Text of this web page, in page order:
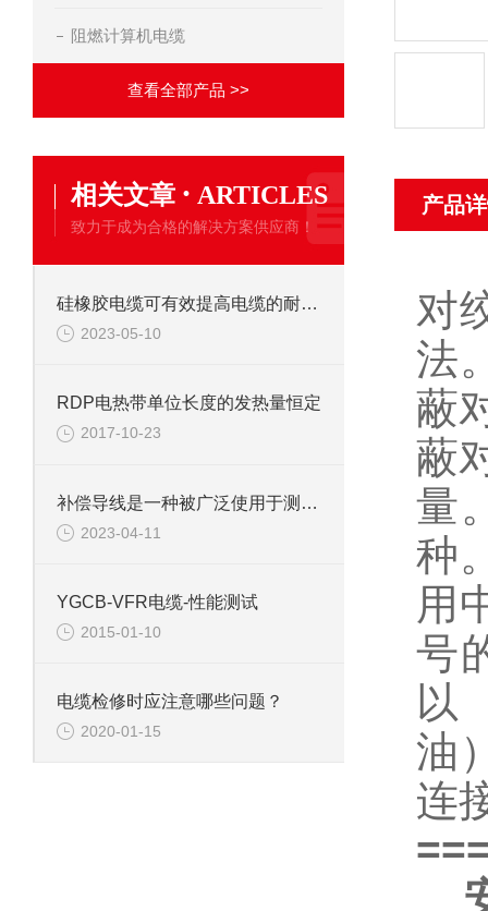
阻燃计算机电缆
查看全部产品 >>
相关文章 · ARTICLES
致力于成为合格的解决方案供应商！
硅橡胶电缆可有效提高电缆的耐高温性能
2023-05-10
RDP电热带单位长度的发热量恒定
2017-10-23
补偿导线是一种被广泛使用于测量和控制系统的电气组件
2023-04-11
YGCB-VFR电缆-性能测试
2015-01-10
电缆检修时应注意哪些问题？
2020-01-15
产品
对
法
蔽
蔽
量
种
用
号
以
油
连